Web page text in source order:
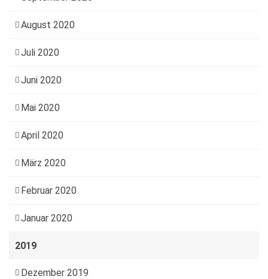
August 2020
Juli 2020
Juni 2020
Mai 2020
April 2020
März 2020
Februar 2020
Januar 2020
2019
Dezember 2019